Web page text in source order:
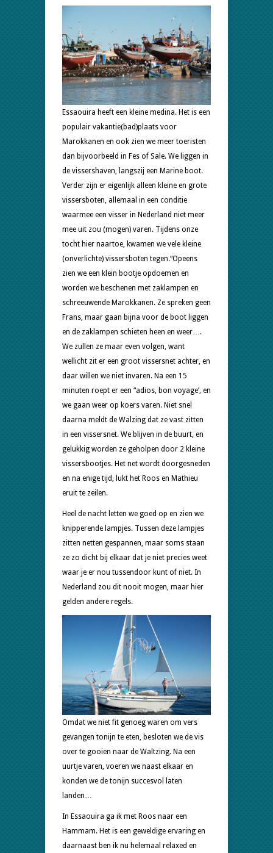
Essaouira heeft een kleine medina. Het is een
populair vakantie(bad)plaats voor
Marokkanen en ook zien we meer toeristen
dan bijvoorbeeld in Fes of Sale. We liggen in
de vissershaven, langszij een Marine boot.
Verder zijn er eigenlijk alleen kleine en grote
vissersboten, allemaal in een conditie
waarmee een visser in Nederland niet meer
mee uit zou (mogen) varen. Tijdens onze
tocht hier naartoe, kwamen we vele kleine
(onverlichte) vissersboten tegen.“Opeens
zien we een klein bootje opdoemen en
worden we beschenen met zaklampen en
schreeuwende Marokkanen. Ze spreken geen
Frans, maar gaan bijna voor de boot liggen
en de zaklampen schieten heen en weer….
We zullen ze maar even volgen, want
wellicht zit er een groot vissersnet achter, en
daar willen we niet invaren. Na een 15
minuten roept er een “adios, bon voyage’, en
we gaan weer op koers varen. Niet snel
daarna meldt de Walzing dat ze vast zitten
in een vissersnet. We blijven in de buurt, en
gelukkig worden ze geholpen door 2 kleine
vissersbootjes. Het net wordt doorgesneden
en na enige tijd, lukt het Roos en Mathieu
eruit te zeilen.
Heel de nacht letten we goed op en zien we
knipperende lampjes. Tussen deze lampjes
zitten netten gespannen, maar soms staan
ze zo dicht bij elkaar dat je niet precies weet
waar je er nou tussendoor kunt of niet. In
Nederland zou dit nooit mogen, maar hier
gelden andere regels.
Omdat we niet fit genoeg waren om vers
gevangen tonijn te eten, besloten we de vis
over te gooien naar de Waltzing. Na een
uurtje varen, voeren we naast elkaar en
konden we de tonijn succesvol laten
landen…
In Essaouira ga ik met Roos naar een
Hammam. Het is een geweldige ervaring en
daarnaast ben ik nu helemaal relaxed en